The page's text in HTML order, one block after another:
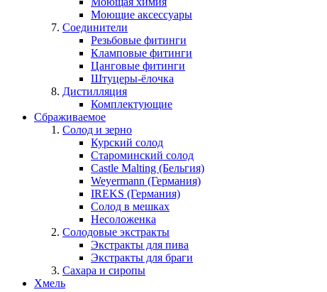
Моющие аксессуары
Соединители
Резьбовые фитинги
Кламповые фитинги
Цанговые фитинги
Штуцеры-ёлочка
Дистилляция
Комплектующие
Сбраживаемое
Солод и зерно
Курский солод
Староминский солод
Castle Malting (Бельгия)
Weyermann (Германия)
IREKS (Германия)
Солод в мешках
Несоложенка
Солодовые экстракты
Экстракты для пива
Экстракты для браги
Сахара и сиропы
Хмель